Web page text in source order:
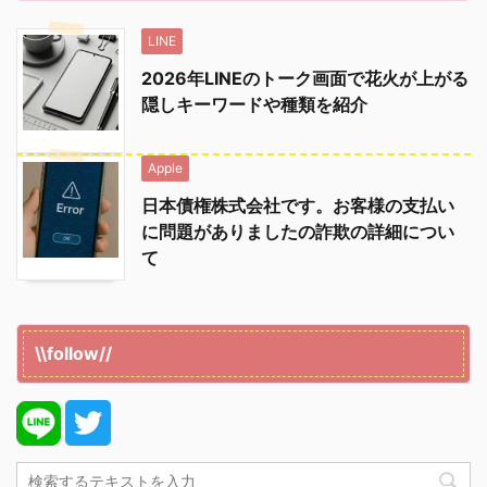
LINE
2026年LINEのトーク画面で花火が上がる
隠しキーワードや種類を紹介
Apple
日本債権株式会社です。お客様の支払い
に問題がありましたの詐欺の詳細につい
て
\\follow//